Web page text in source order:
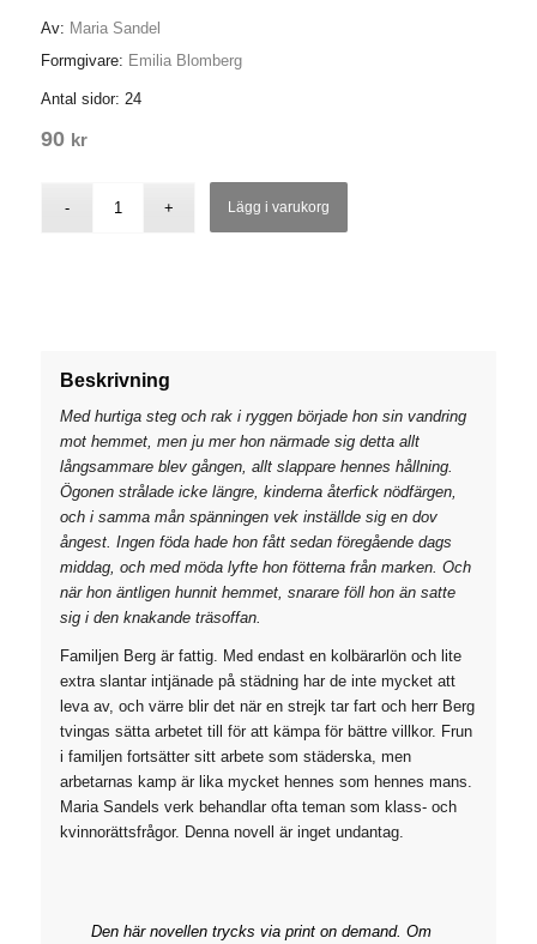
Av: Maria Sandel
Formgivare: Emilia Blomberg
Antal sidor: 24
90 kr
Lägg i varukorg
Beskrivning
Med hurtiga steg och rak i ryggen började hon sin vandring
mot hemmet, men ju mer hon närmade sig detta allt
långsammare blev gången, allt slappare hennes hållning.
Ögonen strålade icke längre, kinderna återfick nödfärgen,
och i samma mån spänningen vek inställde sig en dov
ångest. Ingen föda hade hon fått sedan föregående dags
middag, och med möda lyfte hon fötterna från marken. Och
när hon äntligen hunnit hemmet, snarare föll hon än satte
sig i den knakande träsoffan.
Familjen Berg är fattig. Med endast en kolbärarlön och lite
extra slantar intjänade på städning har de inte mycket att
leva av, och värre blir det när en strejk tar fart och herr Berg
tvingas sätta arbetet till för att kämpa för bättre villkor. Frun
i familjen fortsätter sitt arbete som städerska, men
arbetarnas kamp är lika mycket hennes som hennes mans.
Maria Sandels verk behandlar ofta teman som klass- och
kvinnorättsfrågor. Denna novell är inget undantag.
Den här novellen trycks via print on demand. Om